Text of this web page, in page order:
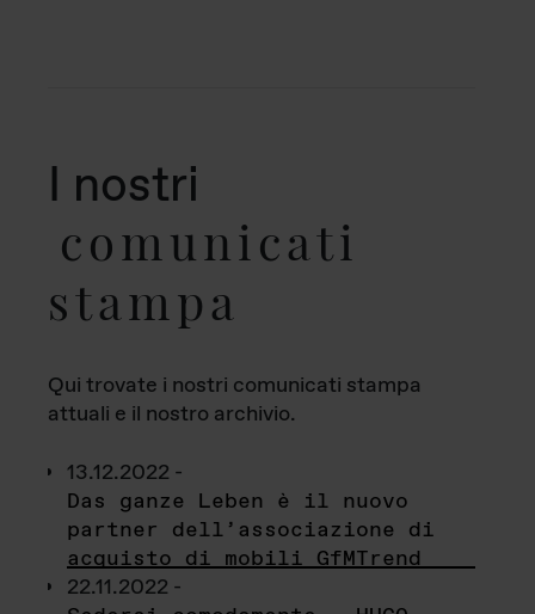
I nostri
comunicati
stampa
Qui trovate i nostri comunicati stampa
attuali e il nostro archivio.
13.12.2022 -
Das ganze Leben è il nuovo
partner dell’associazione di
acquisto di mobili GfMTrend
22.11.2022 -